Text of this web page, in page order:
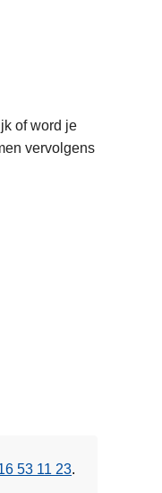
of word je
vervolgens
53 11 23.